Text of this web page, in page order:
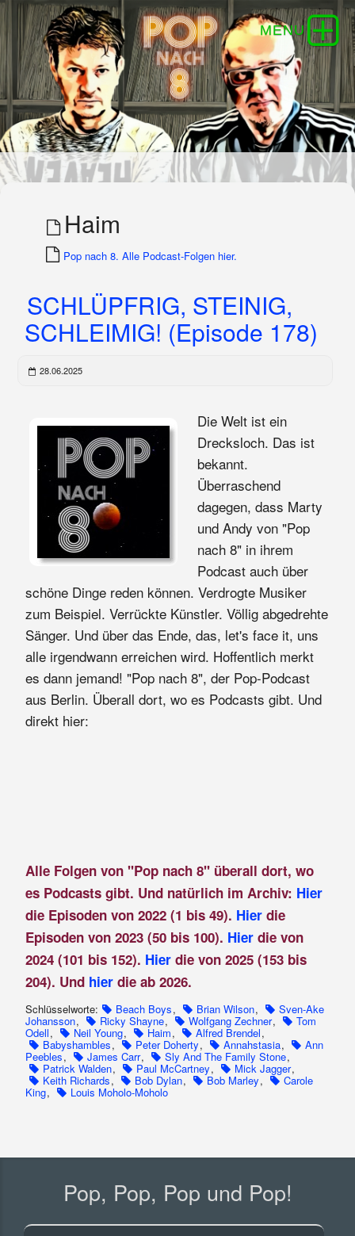
Haim
Pop nach 8. Alle Podcast-Folgen hier.
SCHLÜPFRIG, STEINIG,
SCHLEIMIG! (Episode 178)
28.06.2025
Die Welt ist ein
Drecksloch. Das ist
bekannt.
Überraschend
dagegen, dass Marty
und Andy von "Pop
nach 8" in ihrem
Podcast auch über
schöne Dinge reden können. Verdrogte Musiker
zum Beispiel. Verrückte Künstler. Völlig abgedrehte
Sänger. Und über das Ende, das, let's face it, uns
alle irgendwann erreichen wird. Hoffentlich merkt
es dann jemand! "Pop nach 8", der Pop-Podcast
aus Berlin. Überall dort, wo es Podcasts gibt. Und
direkt hier:
Alle Folgen von "Pop nach 8" überall dort, wo
es Podcasts gibt. Und natürlich im Archiv: Hier
die Episoden von 2022 (1 bis 49). Hierdie
Episoden von 2023 (50 bis 100). Hier die von
2024 (101 bis 152). Hier die von 2025 (153 bis
204). Und hier die ab 2026.
Schlüsselworte: Beach Boys, Brian Wilson, Sven-Ake
Johansson, Ricky Shayne, Wolfgang Zechner, Tom
Odell, Neil Young, Haim, Alfred Brendel,
Babyshambles, Peter Doherty, Annahstasia, Ann
Peebles, James Carr, Sly And The Family Stone,
Patrick Walden, Paul McCartney, Mick Jagger,
Keith Richards, Bob Dylan, Bob Marley, Carole
King, Louis Moholo-Moholo
Pop, Pop, Pop und Pop!